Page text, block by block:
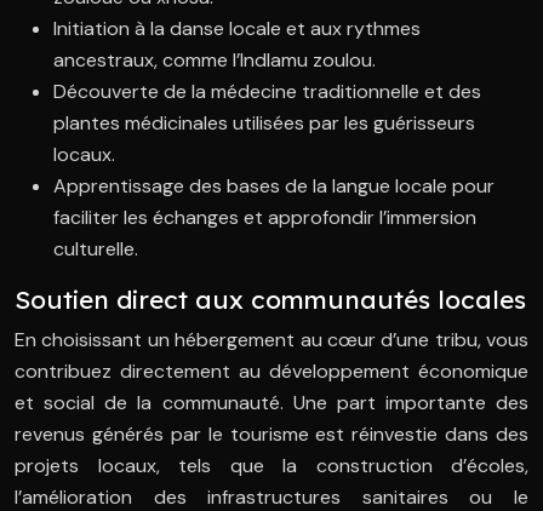
Initiation à la danse locale et aux rythmes
ancestraux, comme l’Indlamu zoulou.
Découverte de la médecine traditionnelle et des
plantes médicinales utilisées par les guérisseurs
locaux.
Apprentissage des bases de la langue locale pour
faciliter les échanges et approfondir l’immersion
culturelle.
Soutien direct aux communautés locales
En choisissant un hébergement au cœur d’une tribu, vous
contribuez directement au développement économique
et social de la communauté. Une part importante des
revenus générés par le tourisme est réinvestie dans des
projets locaux, tels que la construction d’écoles,
l’amélioration des infrastructures sanitaires ou le